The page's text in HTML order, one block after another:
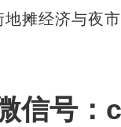
地摊经济与夜
微信号